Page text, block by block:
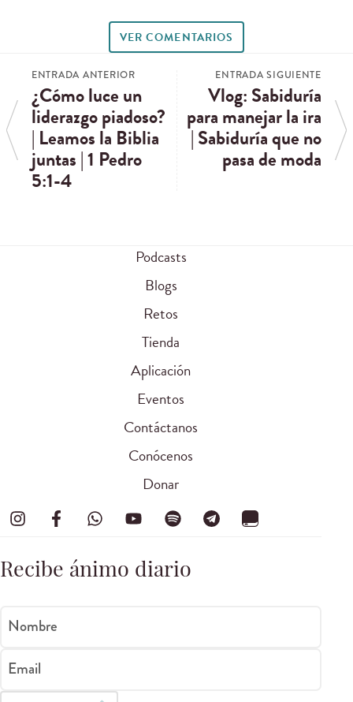
VER COMENTARIOS
ENTRADA ANTERIOR
¿Cómo luce un
liderazgo piadoso?
| Leamos la Biblia
juntas | 1 Pedro
5:1-4
ENTRADA SIGUIENTE
Vlog: Sabiduría
para manejar la ira
| Sabiduría que no
pasa de moda
Podcasts
Blogs
Retos
Tienda
Aplicación
Eventos
Contáctanos
Conócenos
Donar
Recibe ánimo diario
Nombre
Email